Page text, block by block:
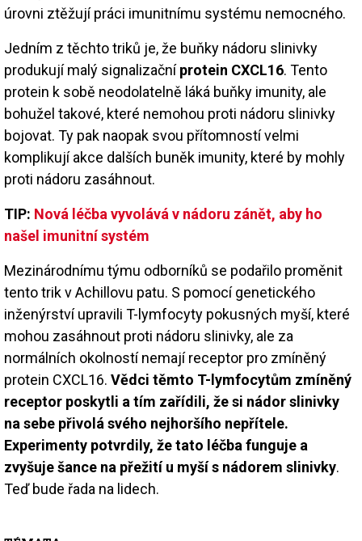
úrovni ztěžují práci imunitnímu systému nemocného.
Jedním z těchto triků je, že buňky nádoru slinivky
produkují malý signalizačníprotein CXCL16. Tento
protein k sobě neodolatelně láká buňky imunity, ale
bohužel takové, které nemohou proti nádoru slinivky
bojovat. Ty pak naopak svou přítomností velmi
komplikují akce dalších buněk imunity, které by mohly
proti nádoru zasáhnout.
TIP: Nová léčba vyvolává v nádoru zánět, aby ho
našel imunitní systém
Mezinárodnímu týmu odborníků se podařilo proměnit
tento trik v Achillovu patu. S pomocí genetického
inženýrství upravili T-lymfocyty pokusných myší, které
mohou zasáhnout proti nádoru slinivky, ale za
normálních okolností nemají receptor pro zmíněný
protein CXCL16. Vědci těmto T-lymfocytům zmíněný
receptor poskytli a tím zařídili, že si nádor slinivky
na sebe přivolá svého nejhoršího nepřítele.
Experimenty potvrdily, že tato léčba funguje a
zvyšuje šance na přežití u myší s nádorem slinivky.
Teď bude řada na lidech.